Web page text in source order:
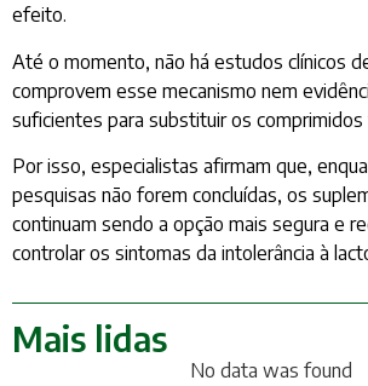
efeito.
Até o momento, não há estudos clínicos
comprovem esse mecanismo nem
suficientes para substituir os comprimidos
Por isso, especialistas afirmam que,
pesquisas não forem concluídas, os
continuam sendo a opção mais segura e
controlar os sintomas da intolerância à
Mais lidas
No data was found